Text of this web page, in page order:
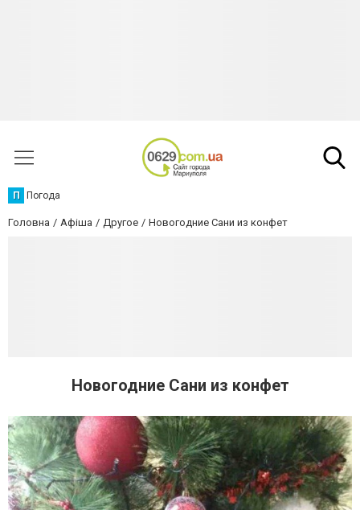
П Погода
Головна Афіша Другое Новогодние Сани из конфет
Новогодние Сани из конфет